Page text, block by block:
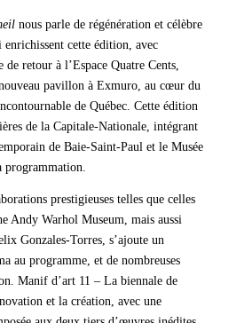
nous parle de régénération et célèbre
enrichissent cette édition, avec
retour à l’Espace Quatre Cents,
pavillon à Exmuro, au cœur du
de Québec. Cette édition
de la Capitale-Nationale, intégrant
de Baie-Saint-Paul et le Musée
programmation.
prestigieuses telles que celles
Andy Warhol Museum, mais aussi
Gonzales-Torres, s’ajoute un
au programme, et de nombreuses
Manif d’art 11 – La biennale de
et la création, avec une